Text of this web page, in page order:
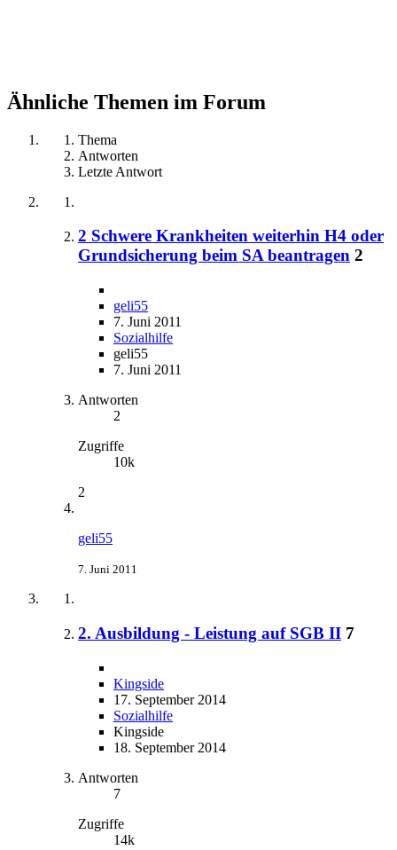
Ähnliche Themen im Forum
Thema
Antworten
Letzte Antwort
2 Schwere Krankheiten weiterhin H4 oder
Grundsicherung beim SA beantragen 2
geli55
7. Juni 2011
Sozialhilfe
geli55
7. Juni 2011
Antworten
2
Zugriffe
10k
2
geli55
7. Juni 2011
2. Ausbildung - Leistung auf SGB II 7
Kingside
17. September 2014
Sozialhilfe
Kingside
18. September 2014
Antworten
7
Zugriffe
14k